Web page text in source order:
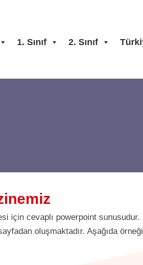
1. Sınıf 2. Sınıf
için cevaplı powerpoint
oluşmaktadır. Aşağıda